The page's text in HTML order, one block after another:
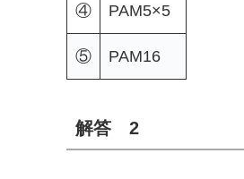
④ PAM5×5
⑤ PAM16
解答 2